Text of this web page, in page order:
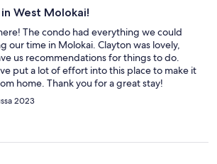
West Molokai!
The condo had everything we could
our time in Molokai. Clayton was lovely,
us recommendations for things to do.
put a lot of effort into this place to make it
home. Thank you for a great stay!
2023